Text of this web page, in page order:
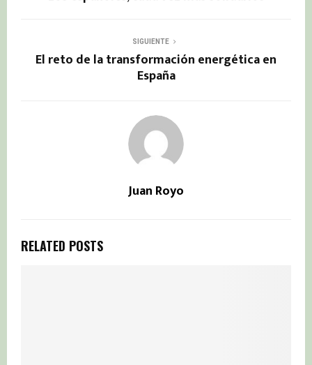
SIGUIENTE
El reto de la transformación energética en
España
Juan Royo
RELATED POSTS